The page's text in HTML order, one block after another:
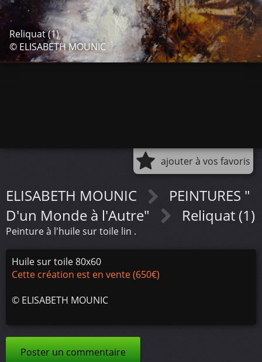
Reliquat (1)
© ELISABETH MOUNIC
ajouter à vos favoris
ELISABETH MOUNIC
PEINTURES "
D'un Monde à l'Autre"
Reliquat (1)
Peinture à l'huile sur toile lin .
Huile sur toile 80x60
Cette création est en vente (650€)
© ELISABETH MOUNIC
Poster un commentaire